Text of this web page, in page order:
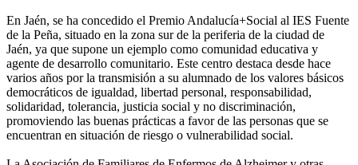
En Jaén, se ha concedido el Premio Andalucía+Social al IES Fuente
de la Peña, situado en la zona sur de la periferia de la ciudad de
Jaén, ya que supone un ejemplo como comunidad educativa y
agente de desarrollo comunitario. Este centro destaca desde hace
varios años por la transmisión a su alumnado de los valores básicos
democráticos de igualdad, libertad personal, responsabilidad,
solidaridad, tolerancia, justicia social y no discriminación,
promoviendo las buenas prácticas a favor de las personas que se
encuentran en situación de riesgo o vulnerabilidad social.